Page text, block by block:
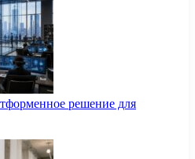
решение для